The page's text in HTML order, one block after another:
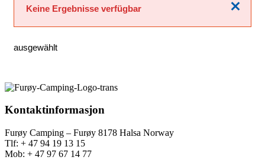
Schließen
Keine Ergebnisse verfügbar
ausgewählt
Kontaktinformasjon
Furøy Camping – Furøy 8178 Halsa Norway
Tlf: + 47 94 19 13 15
Mob: + 47 97 67 14 77